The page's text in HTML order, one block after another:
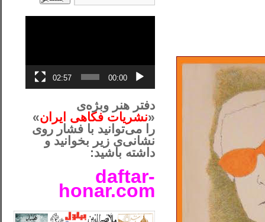
00:00
02:57
دفتر هنر وبژه‌ی
«نشریات فکاهی ایران»
را می‌توانید با فشار روی
نشانی‌ی زیر بخوانید و
داشته باشید:
daftar-
honar.com